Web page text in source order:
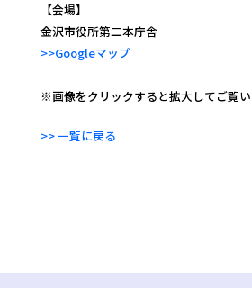
【会場】
金沢市役所第二本庁舎
>>Googleマップ
※画像をクリックすると拡大してご覧い
>> 一覧に戻る